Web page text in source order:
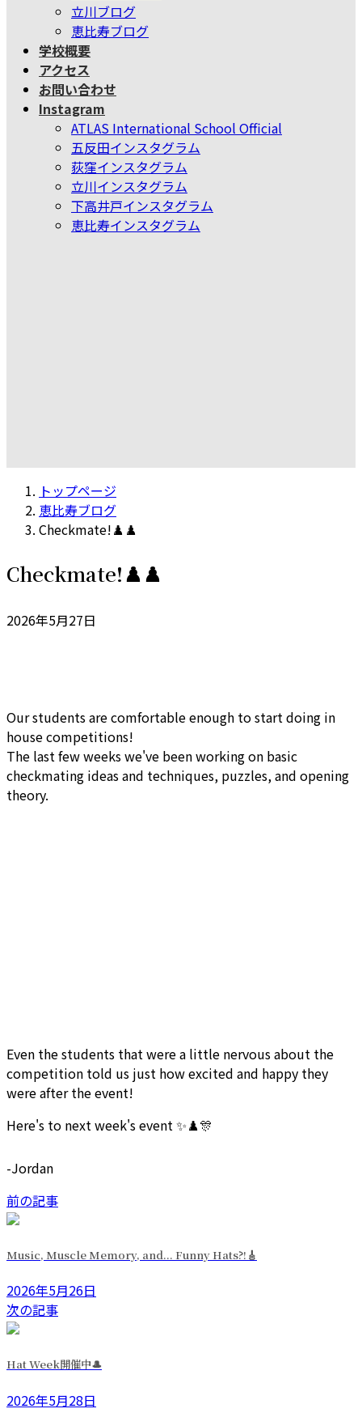
立川ブログ
恵比寿ブログ
学校概要
アクセス
お問い合わせ
Instagram
ATLAS International School Official
五反田インスタグラム
荻窪インスタグラム
立川インスタグラム
下高井戸インスタグラム
恵比寿インスタグラム
トップページ
恵比寿ブログ
Checkmate!♟️♟️
Checkmate!♟️♟️
2026年5月27日
Our students are comfortable enough to start doing in
house competitions!
The last few weeks we've been working on basic
checkmating ideas and techniques, puzzles, and opening
theory.
Even the students that were a little nervous about the
competition told us just how excited and happy they
were after the event!
Here's to next week's event ✨️♟️🎊
-Jordan
前の記事
Music, Muscle Memory, and... Funny Hats?!🎸
2026年5月26日
次の記事
Hat Week開催中🎩
2026年5月28日